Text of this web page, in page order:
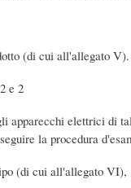
(di cui all'allegato V).
e 2
apparecchi elettrici di
la procedura
(di cui all'allegato VI),